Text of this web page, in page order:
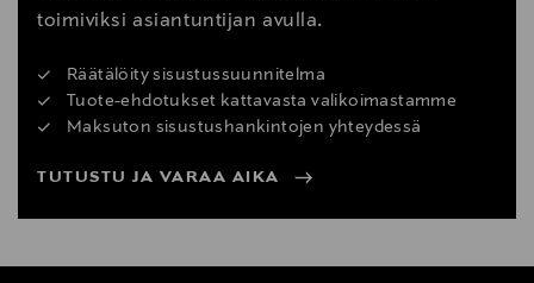
toimiviksi asiantuntijan avulla.
Räätälöity sisustussuunnitelma
Tuote-ehdotukset kattavasta valikoimastamme
Maksuton sisustushankintojen yhteydessä
TUTUSTU JA VARAA AIKA